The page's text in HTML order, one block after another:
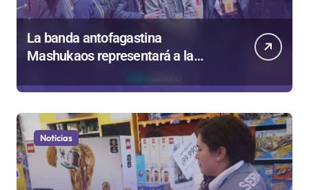
La banda antofagastina
Mashukaos representará a la
de Valparaíso
Noticias